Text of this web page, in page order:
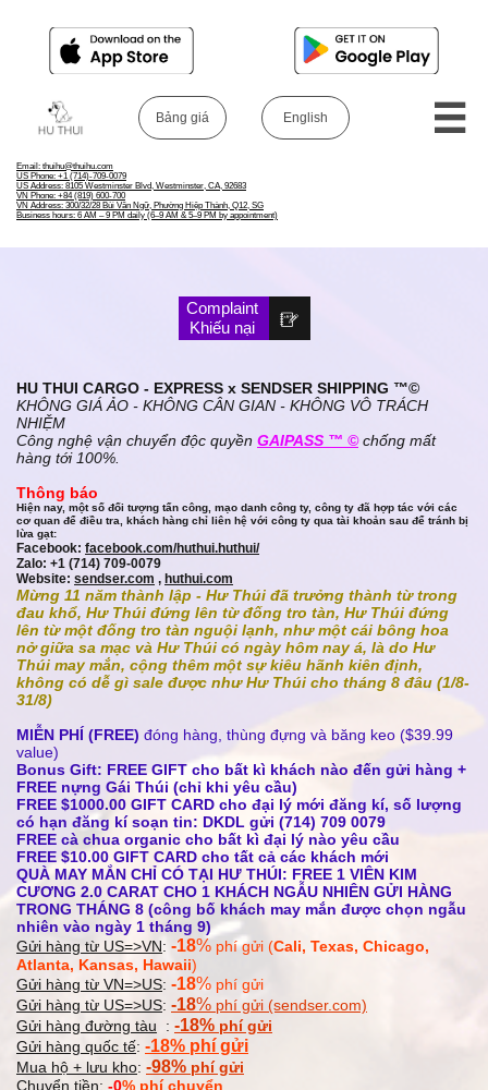
Bảng giá​ English​ 
​Email: thuihu@thuihu.com​
US Phone: +1 (714)-709-0079
US Address: 8105 Westminster Blvd, Westminster, CA, 92683
VN Phone: +84 (819) 600-700
VN Address: 300/32/28 Bùi Văn Ngữ, Phường Hiệp Thành, Q12, SG
Business hours: 6 AM – 9 PM daily (6–9 AM & 5–9 PM by appointment)
Complaint
Khiếu nại

HU THUI CARGO - EXPRESS x SENDSER SHIPPING ™©
KHÔNG GIÁ ẢO - KHÔNG CÂN GIAN - KHÔNG VÔ TRÁCH
NHIỆM
Công nghệ vận chuyển độc quyền GAIPASS ™ ​©chống mất
hàng tới 100%.
Thông báo
Hiện nay, một số đối tượng tấn công, mạo danh công ty, công ty đã hợp tác với các
cơ quan để điều tra, khách hàng chỉ liên hệ với công ty qua tài khoản sau để tránh bị
lừa gạt:
Facebook: facebook.com/huthui.huthui/
Zalo: +1 (714) 709-0079
Website: sendser.com , huthui.com
Mừng 11 năm thành lập - Hư Thúi đã trưởng thành từ trong
đau khổ, Hư Thúi đứng lên từ đống tro tàn, Hư Thúi đứng
lên từ một đống tro tàn nguội lạnh, như một cái bông hoa
nở giữa sa mạc và Hư Thúi có ngày hôm nay á, là do Hư
Thúi may mắn, cộng thêm một sự kiêu hãnh kiên định,
không có dễ gì sale được như Hư Thúi cho tháng 8 đâu (1/8-
31/8)
MIỄN PHÍ (FREE) đóng hàng, thùng đựng và băng keo ($39.99
value)
Bonus Gift: FREE GIFT cho bất kì khách nào đến gửi hàng +
FREE nựng Gái Thúi (chỉ khi yêu cầu)
FREE $1000.00 GIFT CARD cho đại lý mới đăng kí, số lượng
có hạn đăng kí soạn tin: DKDL gửi (714) 709 0079
FREE cà chua organic cho bất kì đại lý nào yêu cầu
FREE $10.00 GIFT CARD cho tất cả các khách mới
QUÀ MAY MẮN CHỈ CÓ TẠI HƯ THÚI: FREE 1 VIÊN KIM
CƯƠNG 2.0 CARAT CHO 1 KHÁCH NGẪU NHIÊN GỬI HÀNG
TRONG THÁNG 8 (công bố khách may mắn được chọn ngẫu
nhiên vào ngày 1 tháng 9)
Gửi hàng từ US=>VN: -18% phí gửi (Cali, Texas, Chicago,
Atlanta, Kansas, Hawaii)
Gửi hàng từ VN=>US: -18% phí gửi
Gửi hàng từ US=>US: -18% phí gửi (sendser.com)
Gửi hàng đường tàu : -18% phí gửi
Gửi hàng quốc tế: -18% phí gửi
Mua hộ + lưu kho: -98% phí gửi
Chuyển tiền: -0% phí chuyển